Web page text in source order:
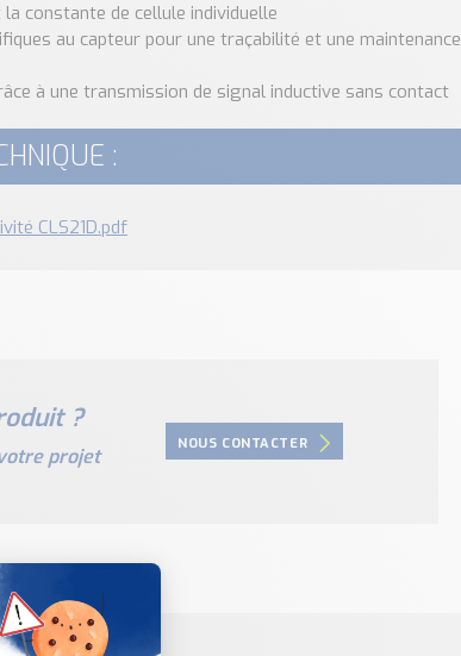
constante de cellule individuelle
au capteur pour une traçabilité et une maintenance
à une transmission de signal inductive sans contact
:
CLS21D.pdf
?
projet NOUS CONTACTER